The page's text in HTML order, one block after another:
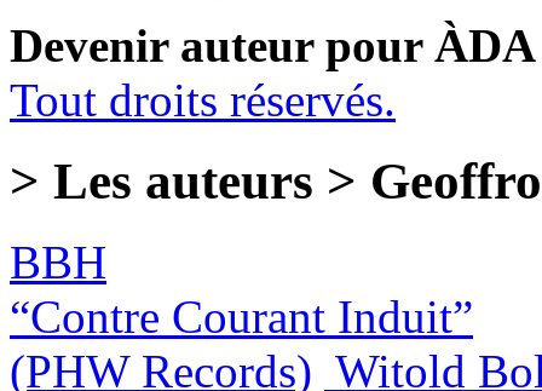
Devenir auteur pour ÀDA
Tout droits réservés.
> Les auteurs >
BBH
“Contre Courant Induit”
(PHW Records) Witold